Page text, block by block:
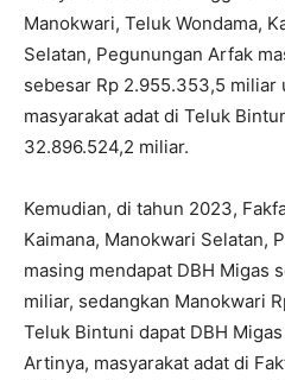
Manokwari, Teluk Wondama,
Selatan, Pegunungan Arfak
sebesar Rp 2.955.353,5 miliar
masyarakat adat di Teluk
32.896.524,2 miliar.
Kemudian, di tahun 2023,
Kaimana, Manokwari Selatan,
masing mendapat DBH Migas
miliar, sedangkan Manokwari
Teluk Bintuni dapat DBH
Artinya, masyarakat adat di